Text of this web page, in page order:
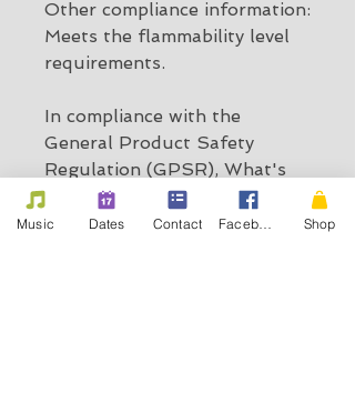
Other compliance information:
Meets the flammability level
requirements.
In compliance with the
General Product Safety
Regulation (GPSR), What's
the Beef
ensures that all
consumer products offered
Music Dates Contact Shop